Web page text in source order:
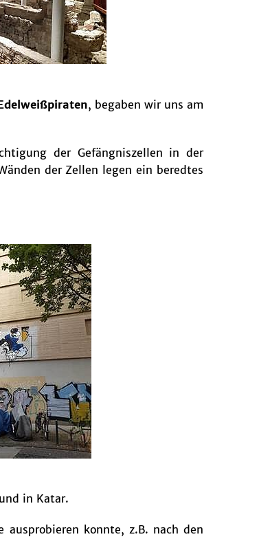
, begaben wir uns am
der Gefängniszellen in der
der Zellen legen ein beredtes
in Katar.
konnte, z.B. nach den